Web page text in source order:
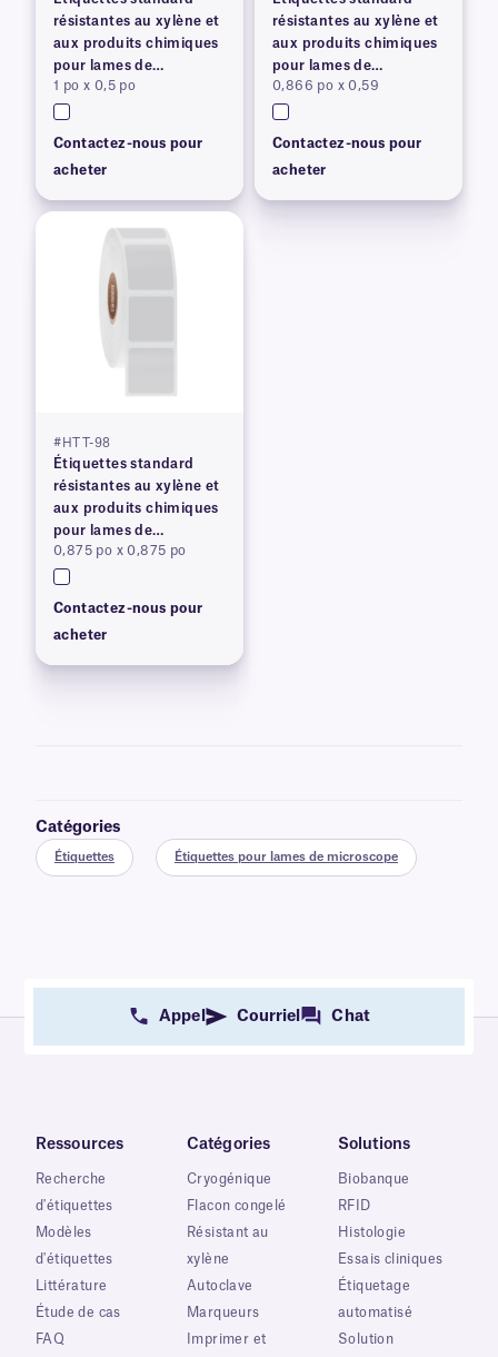
résistantes au xylène et
aux produits chimiques
pour lames de
microscope
1 po x 0,5 po
Contactez-nous pour
acheter
résistantes au xylène et
aux produits chimiques
pour lames de
microscope
0,866 po x 0,59
Contactez-nous pour
acheter
#HTT-98
Étiquettes standard
résistantes au xylène et
aux produits chimiques
pour lames de
microscope
0,875 po x 0,875 po
Contactez-nous pour
acheter
Catégories
Étiquettes Étiquettes pour lames de microscope
Appel Courriel Chat
Ressources
Recherche
d'étiquettes
Modèles
d'étiquettes
Littérature
Étude de cas
FAQ
Catégories
Cryogénique
Flacon congelé
Résistant au
xylène
Autoclave
Marqueurs
Imprimer et
Solutions
Biobanque
RFID
Histologie
Essais cliniques
Étiquetage
automatisé
Solution